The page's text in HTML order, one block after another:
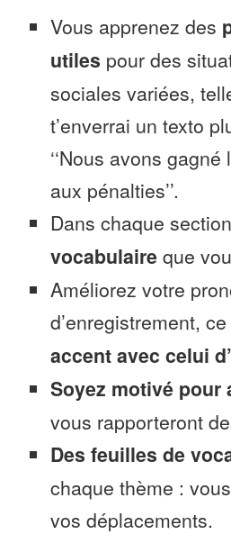
Vous apprenez des
utiles pour des
sociales variées,
t’enverrai un texto
‘‘Nous avons
aux pénalties’’.
Dans chaque
vocabulaire que
Améliorez votre
d’enregistrement,
accent avec celui
Soyez motivé pour
vous rapporteront
Des feuilles de
chaque thème :
vos déplacements.